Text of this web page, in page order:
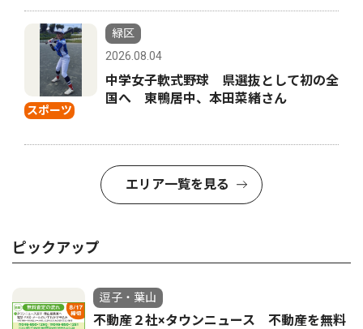
スポーツ
緑区
2026.08.04
中学女子軟式野球 県選抜として初の全
国へ 東鴨居中、本田菜緒さん
エリア一覧を見る
ピックアップ
逗子・葉山
不動産２社×タウンニュース 不動産を無料